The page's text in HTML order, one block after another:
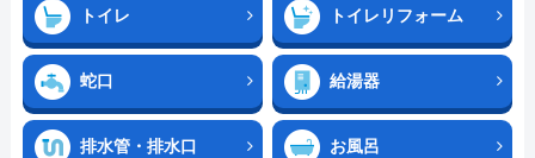
トイレ トイレリフォーム
蛇口 給湯器
排水管・排水口 お風呂